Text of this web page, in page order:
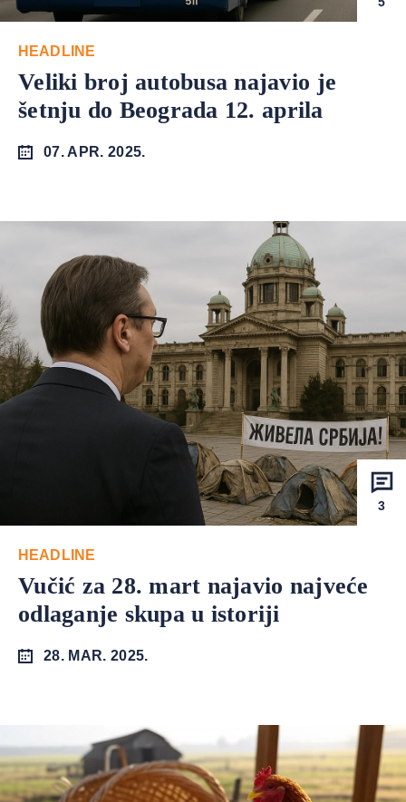
HEADLINE
Veliki broj autobusa najavio je
šetnju do Beograda 12. aprila
07. APR. 2025.
3
HEADLINE
Vučić za 28. mart najavio najveće
odlaganje skupa u istoriji
28. MAR. 2025.